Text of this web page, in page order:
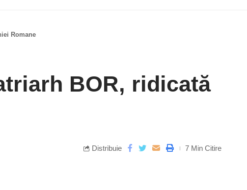
Romane
BOR, ridicată
Distribuie 7 Min Citire